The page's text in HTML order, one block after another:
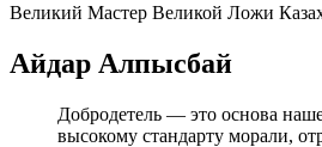
Великий Мастер Великой Ложи
Айдар Алпысбай
Добродетель — это основа
высокому стандарту морали,